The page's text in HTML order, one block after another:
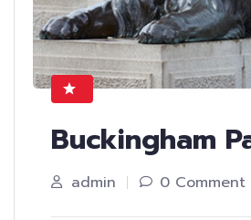
Buckingham
admin 0 Comment